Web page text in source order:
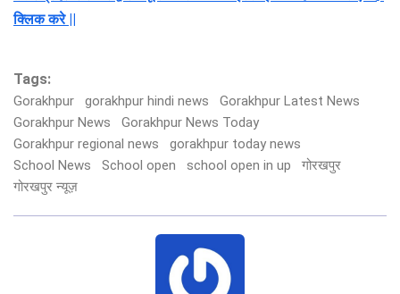
क्लिक करे ||
Tags:
Gorakhpur gorakhpur hindi news
Gorakhpur Latest News
Gorakhpur News
Gorakhpur News Today
Gorakhpur regional news
gorakhpur today news
School News
School open school open in up
गोरखपुर
गोरखपुर न्यूज़